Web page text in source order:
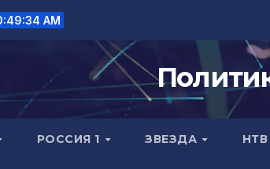
AM
РОССИЯ 1 ЗВЕЗДА НТВ